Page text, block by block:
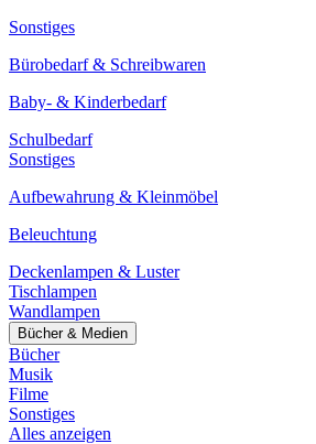
Sonstiges
Bürobedarf & Schreibwaren
Baby- & Kinderbedarf
Schulbedarf
Sonstiges
Aufbewahrung & Kleinmöbel
Beleuchtung
Deckenlampen & Luster
Tischlampen
Wandlampen
Bücher & Medien
Bücher
Musik
Filme
Sonstiges
Alles anzeigen